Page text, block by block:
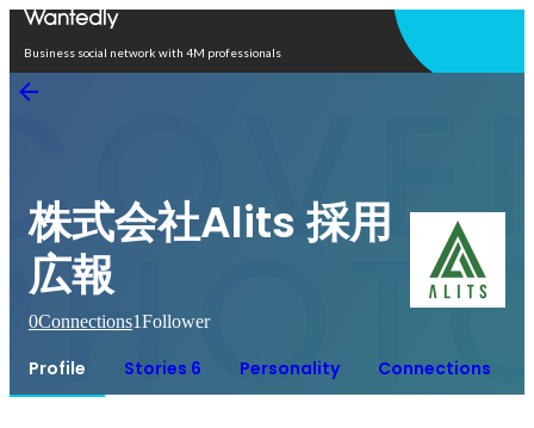
Business social network with 4M professionals
株式会社Alits 採用
広報
0Connections1Follower
Profile Stories 6 Personality Connections